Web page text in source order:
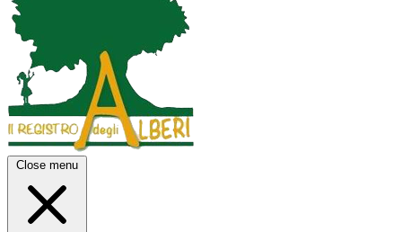
Close menu